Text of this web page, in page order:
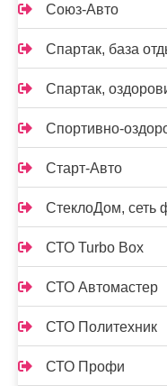
Союз-Авто
Спартак, база
Спартак,
Спортивно-
Старт-Авто
СтеклоДом, сеть
СТО Turbo Box
СТО Автомастер
СТО Политехник
СТО Профи